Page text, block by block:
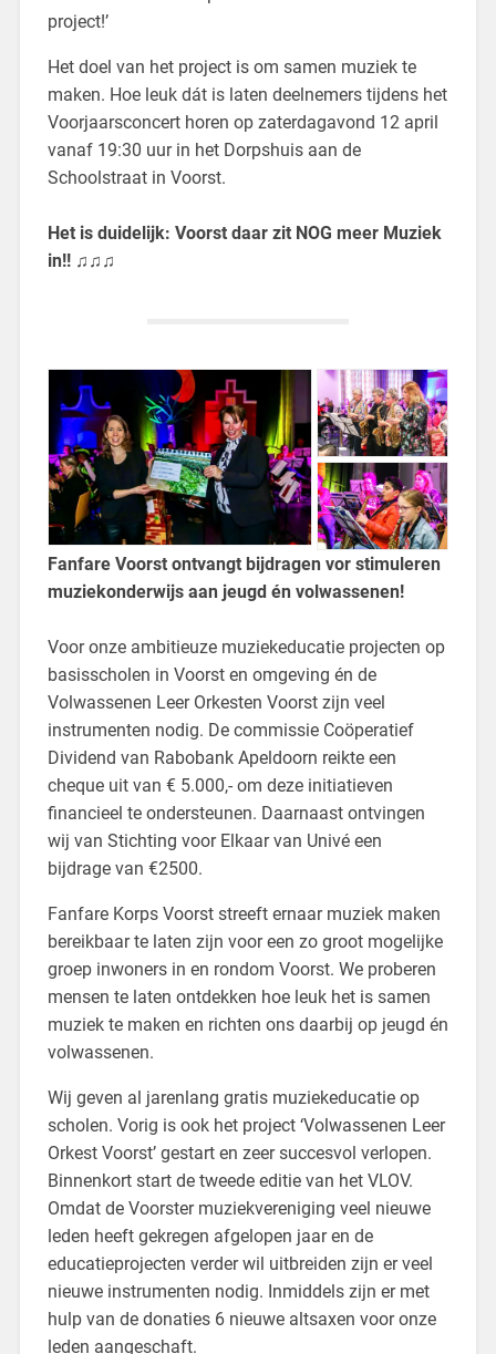
project!’
Het doel van het project is om samen muziek te
maken. Hoe leuk dát is laten deelnemers tijdens het
Voorjaarsconcert horen op zaterdagavond 12 april
vanaf 19:30 uur in het Dorpshuis aan de
Schoolstraat in Voorst.
Het is duidelijk: Voorst daar zit NOG meer Muziek
in!! ♫♫♫
Fanfare Voorst ontvangt bijdragen vor stimuleren
muziekonderwijs aan jeugd én volwassenen!
Voor onze ambitieuze muziekeducatie projecten op
basisscholen in Voorst en omgeving én de
Volwassenen Leer Orkesten Voorst zijn veel
instrumenten nodig. De commissie Coöperatief
Dividend van Rabobank Apeldoorn reikte een
cheque uit van € 5.000,- om deze initiatieven
financieel te ondersteunen. Daarnaast ontvingen
wij van Stichting voor Elkaar van Univé een
bijdrage van €2500.
Fanfare Korps Voorst streeft ernaar muziek maken
bereikbaar te laten zijn voor een zo groot mogelijke
groep inwoners in en rondom Voorst. We proberen
mensen te laten ontdekken hoe leuk het is samen
muziek te maken en richten ons daarbij op jeugd én
volwassenen.
Wij geven al jarenlang gratis muziekeducatie op
scholen. Vorig is ook het project ‘Volwassenen Leer
Orkest Voorst’ gestart en zeer succesvol verlopen.
Binnenkort start de tweede editie van het VLOV.
Omdat de Voorster muziekvereniging veel nieuwe
leden heeft gekregen afgelopen jaar en de
educatieprojecten verder wil uitbreiden zijn er veel
nieuwe instrumenten nodig. Inmiddels zijn er met
hulp van de donaties 6 nieuwe altsaxen voor onze
leden aangeschaft.